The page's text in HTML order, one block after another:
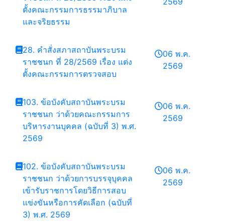
ตั้งคณะกรรมการธรรมาภิบาล
และจริยธรรม
28. คำสั่งสภาสถาบันพระบรม
ราชชนก ที่ 28/2569 เรื่อง แต่ง
ตั้งคณะกรรมการตรวจสอบ
06 พ.ค.
2569
103. ข้อบังคับสถาบันพระบรม
ราชชนก ว่าด้วยคณะกรรมการ
บริหารงานบุคคล (ฉบับที่ 3) พ.ศ.
2569
06 พ.ค.
2569
102. ข้อบังคับสถาบันพระบรม
ราชชนก ว่าด้วยการบรรจุบุคคล
เข้ารับราชการโดยวิธีการสอบ
แข่งขันหรือการคัดเลือก (ฉบับที่
3) พ.ศ. 2569
06 พ.ค.
2569